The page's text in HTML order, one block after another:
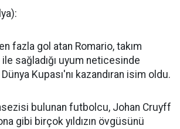
fazla gol atan Romario, takım
sağladığı uyum neticesinde
Kupası'nı kazandıran isim oldu.
bulunan futbolcu, Johan Cruyff
gibi birçok yıldızın övgüsünü